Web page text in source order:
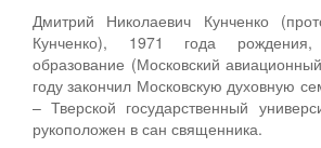
Дмитрий Николаевич Кунченко
Кунченко), 1971 года
образование (Московский
году закончил Московскую духовную
– Тверской государственный
рукоположен в сан священника.